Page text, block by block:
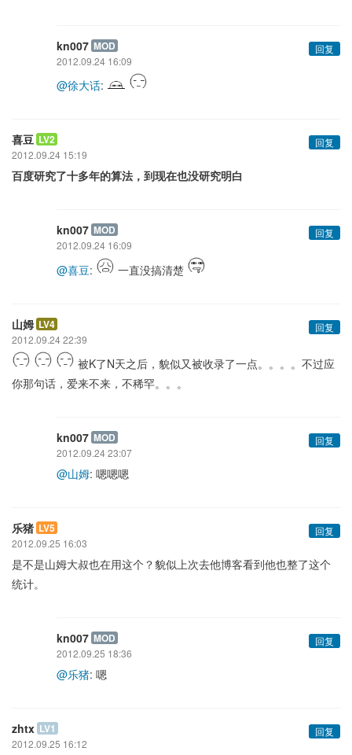
kn007 MOD
回复
2012.09.24 16:09
@徐大话:
喜豆 LV2
回复
2012.09.24 15:19
百度研究了十多年的算法，到现在也没研究明白
kn007 MOD
回复
2012.09.24 16:09
@喜豆: 一直没搞清楚
山姆 LV4
回复
2012.09.24 22:39
被K了N天之后，貌似又被收录了一点。。。。不过应
你那句话，爱来不来，不稀罕。。。
kn007 MOD
回复
2012.09.24 23:07
@山姆: 嗯嗯嗯
乐猪 LV5
回复
2012.09.25 16:03
是不是山姆大叔也在用这个？貌似上次去他博客看到他也整了这个
统计。
kn007 MOD
回复
2012.09.25 18:36
@乐猪: 嗯
zhtx LV1
回复
2012.09.25 16:12